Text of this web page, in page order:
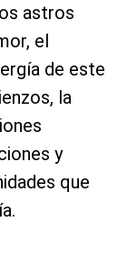
astros
el
de este
la
y
que